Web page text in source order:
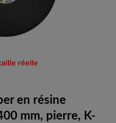
réelle
en résine
mm, pierre, K-